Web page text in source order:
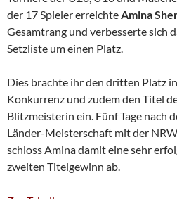
der 17 Spieler erreichteAmina
Gesamtrang und verbesserte sich
Setzliste um einen Platz.
Dies brachte ihr den dritten Platz
Konkurrenz und zudem den Titel
Blitzmeisterin ein. Fünf Tage nach
Länder-Meisterschaft mit der
schloss Amina damit eine sehr
zweiten Titelgewinn ab.